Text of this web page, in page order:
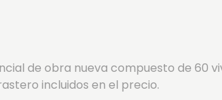
de obra nueva compuesto de 60
incluidos en el precio.